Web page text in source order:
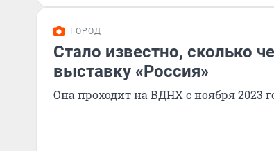
ГОРОД
Стало известно, сколько
выставку «Россия»
Она проходит на ВДНХ с ноября 2023